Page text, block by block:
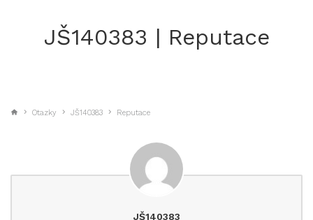
JŠ140383 | Reputace
Otazky JŠ140383 Reputace
JŠ140383